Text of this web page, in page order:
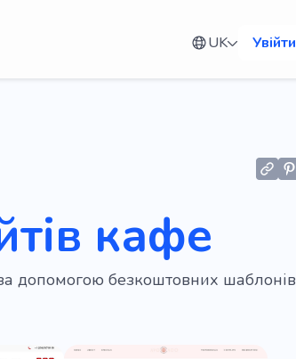
UK Увійти
кафе
допомогою безкоштовних шаблонів